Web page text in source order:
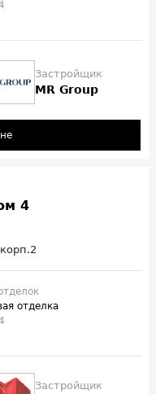
Застройщик
MR Group
4
отделка
Застройщик